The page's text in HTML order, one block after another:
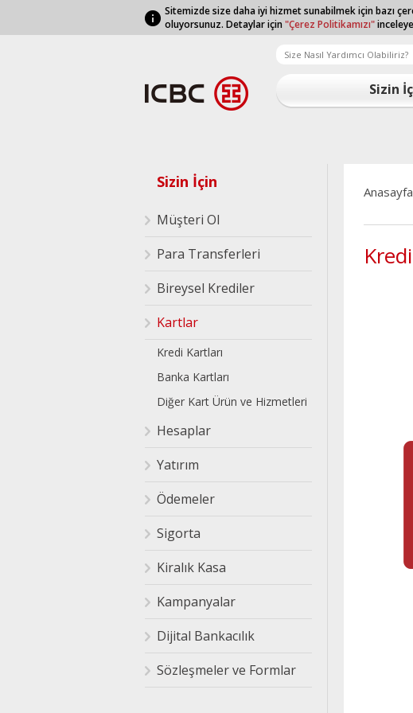
Sitemizde size daha iyi hizmet sunabilmek için bazı
oluyorsunuz. Detaylar için "Çerez Politikamızı"
Sizin
Sizin İçin
Müşteri Ol
Para Transferleri
Bireysel Krediler
Kartlar
Kredi Kartları
Banka Kartları
Diğer Kart Ürün ve Hizmetleri
Hesaplar
Yatırım
Ödemeler
Sigorta
Kiralık Kasa
Kampanyalar
Dijital Bankacılık
Sözleşmeler ve Formlar
Anasayfa